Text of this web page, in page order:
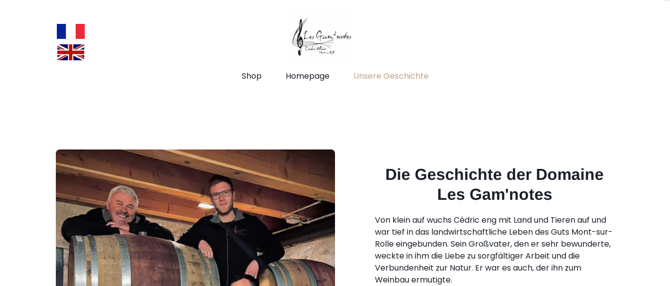
Shop Homepage Unsere Geschichte
Die Geschichte der Domaine
Les Gam'notes
Von klein auf wuchs Cédric eng mit Land und Tieren auf und
war tief in das landwirtschaftliche Leben des Guts Mont-sur-
Rolle eingebunden. Sein Großvater, den er sehr bewunderte,
weckte in ihm die Liebe zu sorgfältiger Arbeit und die
Verbundenheit zur Natur. Er war es auch, der ihn zum
Weinbau ermutigte.